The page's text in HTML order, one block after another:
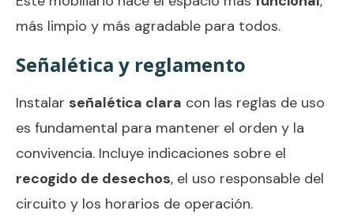
más limpio y más agradable para todos.
Señalética y reglamento
Instalar señalética clara con las reglas de uso
es fundamental para mantener el orden y la
convivencia. Incluye indicaciones sobre el
recogido de desechos, el uso responsable del
circuito y los horarios de operación.